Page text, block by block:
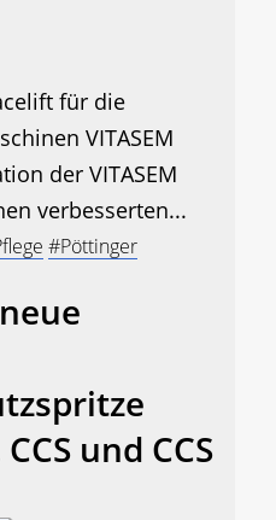
für die
VITASEM
der VITASEM
verbesserten...
#Pöttinger
und CCS